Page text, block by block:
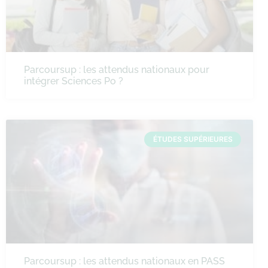
Parcoursup : les attendus nationaux pour
intégrer Sciences Po ?
ÉTUDES SUPÉRIEURES
Parcoursup : les attendus nationaux en PASS